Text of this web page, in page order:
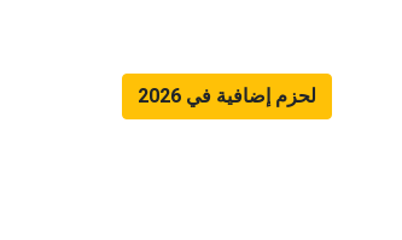
لحزم إضافية في 2026